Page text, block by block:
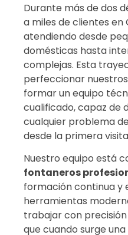
Durante más de dos
a miles de clientes en
atendiendo desde
domésticas hasta
complejas. Esta
perfeccionar
formar un equipo
cualificado, capaz de
cualquier problema
desde la primera
Nuestro equipo está
fontaneros
formación continua y
herramientas
trabajar con
que cuando surge